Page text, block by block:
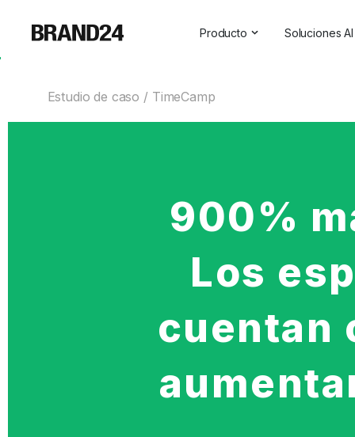
Producto
Para empresas
Para SaaS
Soluciones AI
Estudio de caso TimeCamp
900%
Los
cuentan